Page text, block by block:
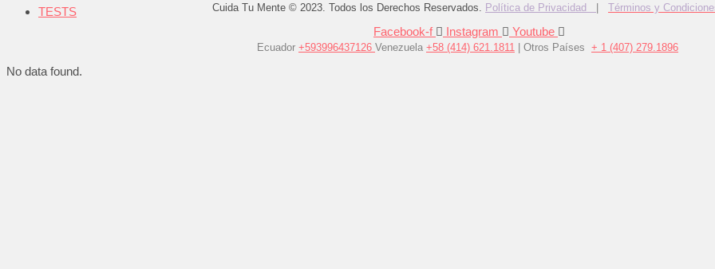
TESTS
Ecuador +593996437126 Venezuela +58 (414) 621.1811 | Otros Países + 1 (407) 279.1896
Cuida Tu Mente © 2023. Todos los Derechos Reservados. Política de Privacidad | Términos y
Facebook-f Instagram Youtube
No data found.